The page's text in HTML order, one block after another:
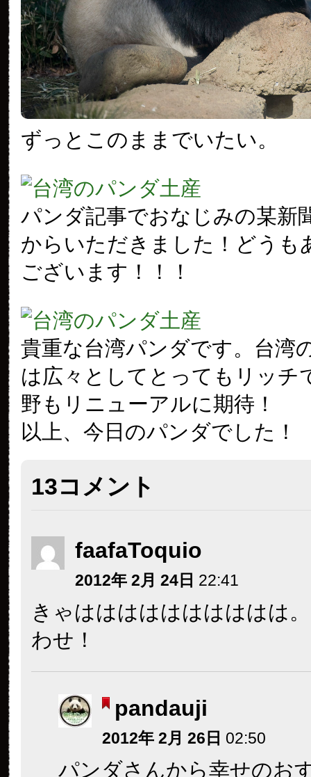
ずっとこのままでいたい。
パンダ記事でおなじみの某新
からいただきました！どうも
ございます！！！
貴重な台湾パンダです。台湾
は広々としてとってもリッチ
野もリニューアルに期待！
以上、今日のパンダでした！
13コメント
faafaToquio
2012年 2月 24日 22:41
きゃはははははははははは
わせ！
pandauji
2012年 2月 26日 02:50
パンダさんから幸せのお